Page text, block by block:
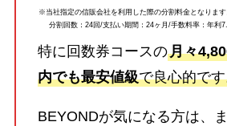
※当社指定の信販会社を利用した際の分割料金となります
分割回数：24回/支払い期間：24ヶ月/手数料率：年利
特に回数券コースの月々
内でも最安値級で良心的で
BEYONDが気になる方は、